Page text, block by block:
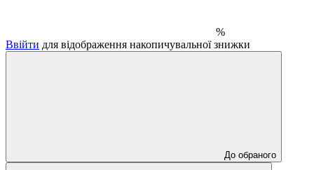
%
Ввійти для відображення накопичувальної знижки
До обраного